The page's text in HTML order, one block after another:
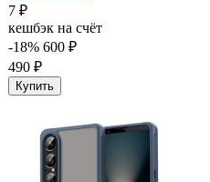
7 ₽
кешбэк на счёт
-18% 600 ₽
490 ₽
Купить